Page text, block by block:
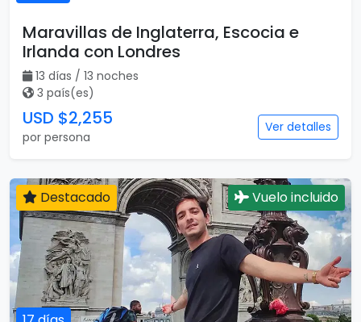
Maravillas de Inglaterra, Escocia e
Irlanda con Londres
13 días / 13 noches
3 país(es)
USD $2,255
por persona
Ver detalles
Destacado Vuelo incluido